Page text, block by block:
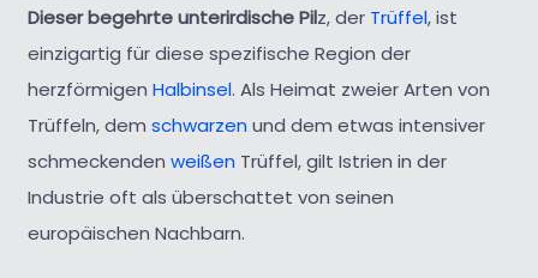
Dieser begehrte unterirdische Pilz, der Trüffel, ist
einzigartig für diese spezifische Region der
herzförmigen Halbinsel. Als Heimat zweier Arten von
Trüffeln, dem schwarzen und dem etwas intensiver
schmeckenden weißen Trüffel, gilt Istrien in der
Industrie oft als überschattet von seinen
europäischen Nachbarn.